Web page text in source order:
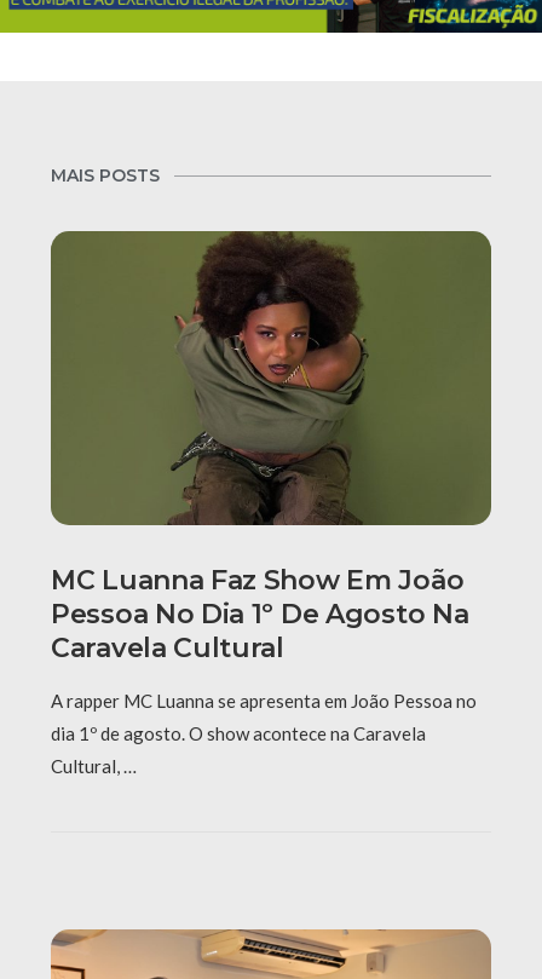
MAIS POSTS
MC Luanna Faz Show Em João
Pessoa No Dia 1º De Agosto Na
Caravela Cultural
A rapper MC Luanna se apresenta em João Pessoa no
dia 1º de agosto. O show acontece na Caravela
Cultural, …